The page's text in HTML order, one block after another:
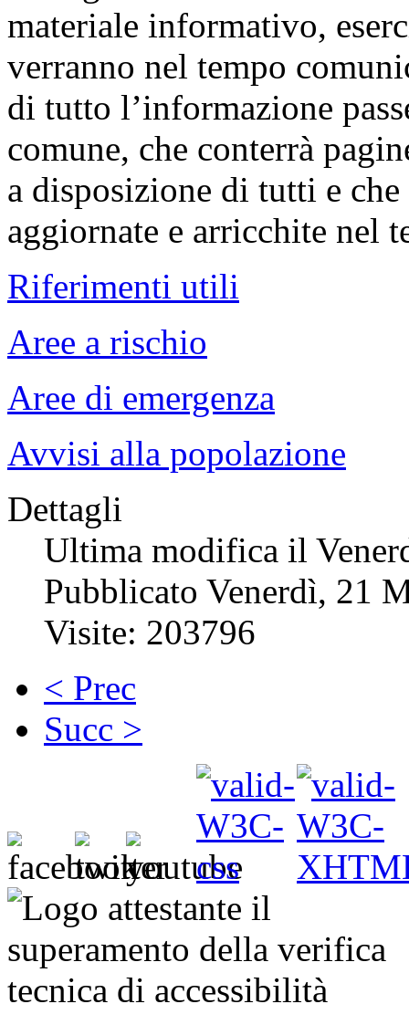
materiale informativo,
verranno nel tempo
di tutto l’informazione
comune, che conterrà
a disposizione di tutti e che
aggiornate e arricchite nel
Riferimenti utili
Aree a rischio
Aree di emergenza
Avvisi alla popolazione
Dettagli
Ultima modifica il
Pubblicato Venerdì, 21
Visite: 203796
< Prec
Succ >